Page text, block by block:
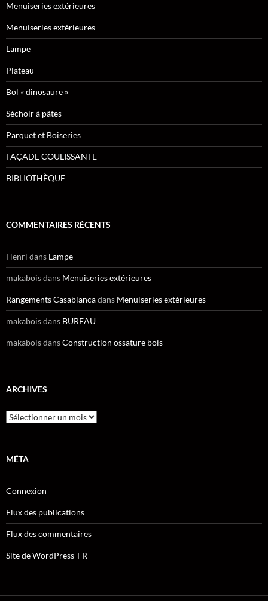
Menuiseries extérieures
Menuiseries extérieures
Lampe
Plateau
Bol « dinosaure »
Séchoir à pâtes
Parquet et Boiseries
FAÇADE COULISSANTE
BIBLIOTHÈQUE
COMMENTAIRES RÉCENTS
Henri dans Lampe
makaboisdans Menuiseries extérieures
Rangements Casablancadans Menuiseries extérieures
makaboisdans BUREAU
makaboisdansConstruction ossature bois
ARCHIVES
Archives
MÉTA
Connexion
Flux des publications
Flux des commentaires
Site de WordPress-FR